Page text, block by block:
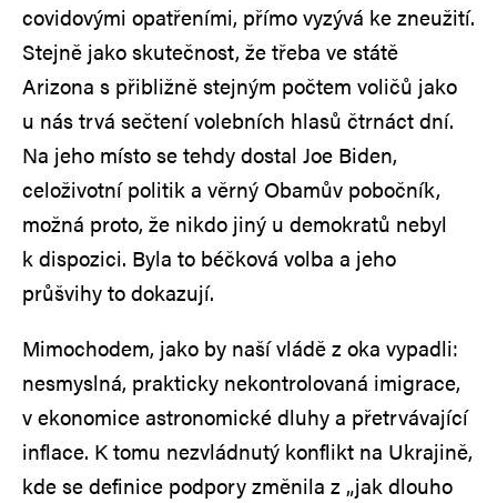
covidovými opatřeními, přímo vyzývá ke zneužití.
Stejně jako skutečnost, že třeba ve státě
Arizona s přibližně stejným počtem voličů jako
u nás trvá sečtení volebních hlasů čtrnáct dní.
Na jeho místo se tehdy dostal Joe Biden,
celoživotní politik a věrný Obamův pobočník,
možná proto, že nikdo jiný u demokratů nebyl
k dispozici. Byla to béčková volba a jeho
průšvihy to dokazují.
Mimochodem, jako by naší vládě z oka vypadli:
nesmyslná, prakticky nekontrolovaná imigrace,
v ekonomice astronomické dluhy a přetrvávající
inflace. K tomu nezvládnutý konflikt na Ukrajině,
kde se definice podpory změnila z „jak dlouho